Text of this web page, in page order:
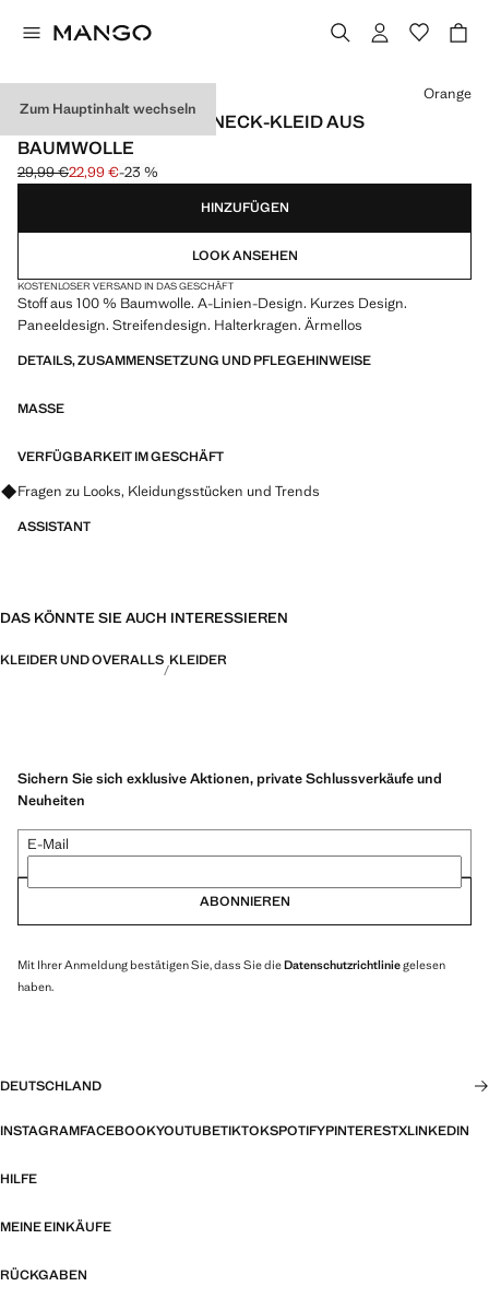
Zum Hauptinhalt wechseln
GESTREIFTES HALTERNECK-KLEID AUS
BAUMWOLLE
Ausgangspreis durchgestrichen [29,99 € ]
29,99 €
Aktueller Preis [22,99 € ]
22,99 €-23 %
Wählen Sie eine Farbe
Orange
HINZUFÜGEN
LOOK ANSEHEN
KOSTENLOSER VERSAND IN DAS GESCHÄFT
Stoff aus 100 % Baumwolle. A-Linien-Design. Kurzes Design.
Paneeldesign. Streifendesign. Halterkragen. Ärmellos
DETAILS, ZUSAMMENSETZUNG UND PFLEGEHINWEISE
MASSE
VERFÜGBARKEIT IM GESCHÄFT
Fragen zu Looks, Kleidungsstücken und Trends
ASSISTANT
DAS KÖNNTE SIE AUCH INTERESSIEREN
KLEIDER UND OVERALLS KLEIDER
Sichern Sie sich exklusive Aktionen, private Schlussverkäufe und
Neuheiten
E-Mail
ABONNIEREN
Mit Ihrer Anmeldung bestätigen Sie, dass Sie dieDatenschutzrichtliniegelesen
haben.
DEUTSCHLAND
INSTAGRAMFACEBOOKYOUTUBETIKTOKSPOTIFYPINTERESTXLINKEDIN
HILFE
MEINE EINKÄUFE
RÜCKGABEN